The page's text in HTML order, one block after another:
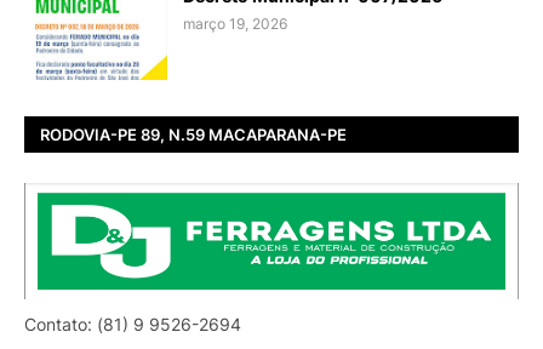
março 19, 2026
RODOVIA-PE 89, N.59 MACAPARANA-PE
Contato: (81) 9 9526-2694